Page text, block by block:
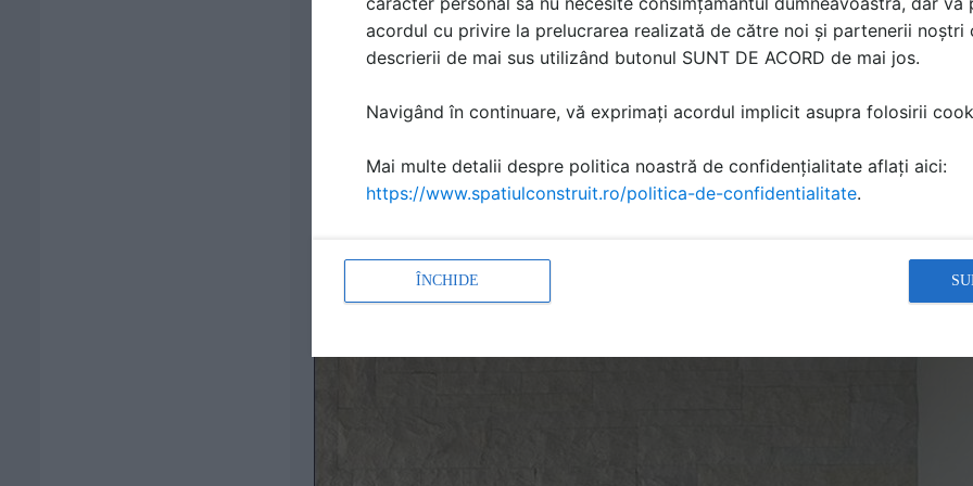
acordul cu privire la prelucrarea realizată de către noi și partenerii noștri
descrierii de mai sus utilizând butonul SUNT DE ACORD de mai jos.
Navigând în continuare, vă exprimați acordul implicit asupra folosirii
Mai multe detalii despre politica noastră de confidențialitate aflați aici:
https://www.spatiulconstruit.ro/politica-de-confidentialitate.
ÎNCHIDE